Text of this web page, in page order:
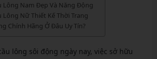
Lông Nam Đẹp Và Năng Động
Lông Nữ Thiết Kế Thời Trang
Chính Hãng Ở Đâu Uy Tín?
lông sôi động ngày nay, việc sở hữu